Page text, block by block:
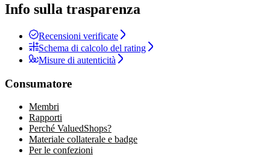
Info sulla trasparenza
Recensioni verificate
Schema di calcolo del rating
Misure di autenticità
Consumatore
Membri
Rapporti
Perché ValuedShops?
Materiale collaterale e badge
Per le confezioni